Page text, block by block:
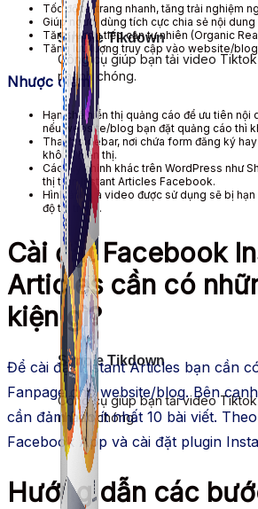
Simple Tikdown
Công cụ giúp bạn tải video
nhanh chóng.
Simple Tikdown
Công cụ giúp bạn tải video
nhanh chóng.
Tốc độ tải trang nhanh, tăng trải nghiệm
Giúp người dùng tích cực chia sẻ nội
Tăng lượng tiếp cận tự nhiên (Organic
Tăng lưu lượng truy cập vào website/
Nhược điểm
Hạn chế hiển thị quảng cáo để ưu tiên nội
nếu website/blog bạn đặt quảng cáo thì
Thanh sidebar, nơi chứa form đăng ký
không hiển thị.
Các tùy chỉnh khác trên WordPress như
thị trên Instant Articles Facebook.
Hình ảnh và video được sử dụng sẽ bị
độ tải trang.
Cài đặt Facebook
Articles cần có
kiện gì?
Để cài đặt Instant Articles bạn cần
Fanpage cho website/blog. Bên
cần đảm bảo ít nhất 10 bài viết.
Facebook App và cài đặt plugin
Hướng dẫn các